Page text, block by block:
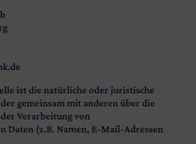
ist die natürliche oder juristische
gemeinsam mit anderen über die
Verarbeitung von
Daten (z.B. Namen, E-Mail-Adressen